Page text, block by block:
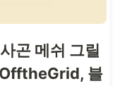
곤 메쉬 그릴
블